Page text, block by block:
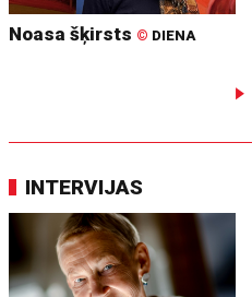
Noasa šķirsts © DIENA
INTERVIJAS